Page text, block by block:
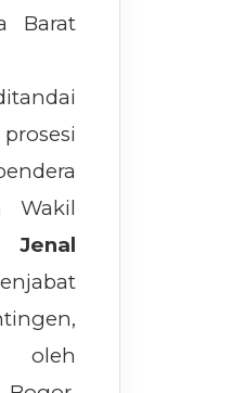
Barat
Wakil
Jenal
oleh